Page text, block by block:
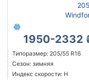
1950-2332
Типоразмер: 205/55 R16
Сезон: зимняя
Индекс скорости: H